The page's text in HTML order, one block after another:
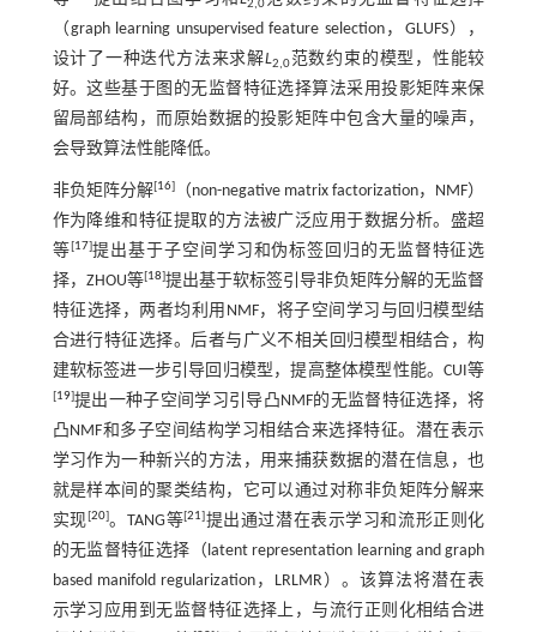
2,0
（graph learning unsupervised feature selection，GLUFS），
设计了一种迭代方法来求解L2,0范数约束的模型，性能较
好。这些基于图的无监督特征选择算法采用投影矩阵来保
留局部结构，而原始数据的投影矩阵中包含大量的噪声，
会导致算法性能降低。
非负矩阵分解[16]（non-negative matrix factorization，NMF）
作为降维和特征提取的方法被广泛应用于数据分析。盛超
等[17]提出基于子空间学习和伪标签回归的无监督特征选
择，ZHOU等[18]提出基于软标签引导非负矩阵分解的无监督
特征选择，两者均利用NMF，将子空间学习与回归模型结
合进行特征选择。后者与广义不相关回归模型相结合，构
建软标签进一步引导回归模型，提高整体模型性能。CUI等
[19]提出一种子空间学习引导凸NMF的无监督特征选择，将
凸NMF和多子空间结构学习相结合来选择特征。潜在表示
学习作为一种新兴的方法，用来捕获数据的潜在信息，也
就是样本间的聚类结构，它可以通过对称非负矩阵分解来
实现[20]。TANG等[21]提出通过潜在表示学习和流形正则化
的无监督特征选择（latent representation learning and graph
based manifold regularization，LRLMR）。该算法将潜在表
示学习应用到无监督特征选择上，与流行正则化相结合进